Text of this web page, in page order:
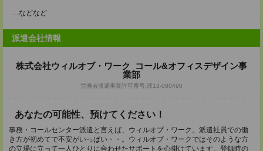
…などなど
派遣会社情報
株式会社ウィルオブ・ワーク コール&オフィスデザイン事
業部
労働者派遣事業許可番号:派13-080490
あなたの可能性、預けてください！
事務・コールセンター派遣と言えば、ウィルオブ・ワーク。派遣社員での働
き方が初めてで不安がいっぱい・・。ウィルオブ・ワークではそのような方
の立場に立って一人ひとりに合わせたサポートを心掛けています。登録時の